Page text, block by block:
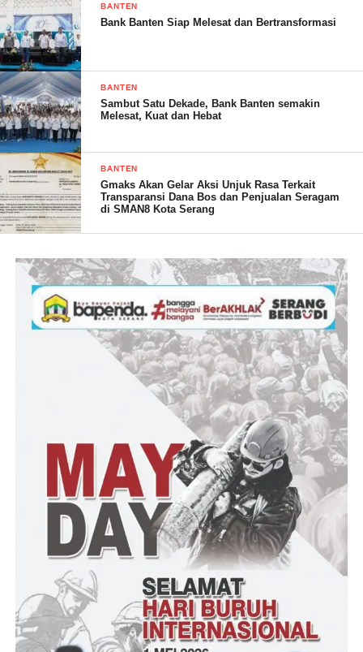
memberikan ruang bagi peserta didik bakat-bakat potensial yang
ada peserta didik PKBM khususnya yang ada di kabupaten
lebak dan bisa menyalurkan bakatnya di gelaran Porseni
ini,ungkap nya.
Salah satu peserta tenis meja dari Lebak selatan kec cihara judin
mengatakan bahwa saya senang mengikuti Porseni ini semoga
saya juara.
Post Views: 20
BANTEN
Bank Banten Siap Melesat dan Bertransformasi
BANTEN
Sambut Satu Dekade, Bank Banten semakin
Melesat, Kuat dan Hebat
BANTEN
Gmaks Akan Gelar Aksi Unjuk Rasa Terkait
Transparansi Dana Bos dan Penjualan Seragam
di SMAN8 Kota Serang